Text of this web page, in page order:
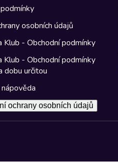
osobních údajů
Klub - Obchodní podmínky
Klub - Obchodní podmínky
dobu určitou
ochrany osobních údajů